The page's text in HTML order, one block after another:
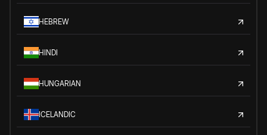
HEBREW
HINDI
HUNGARIAN
ICELANDIC